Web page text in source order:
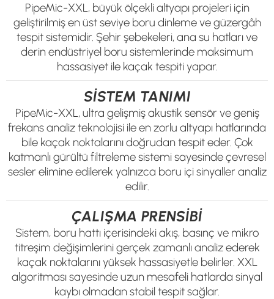
PipeMic-XXL, büyük ölçekli altyapı projeleri için
geliştirilmiş en üst seviye boru dinleme ve güzergâh
tespit sistemidir. Şehir şebekeleri, ana su hatları ve
derin endüstriyel boru sistemlerinde maksimum
hassasiyet ile kaçak tespiti yapar.
SİSTEM TANIMI
PipeMic-XXL, ultra gelişmiş akustik sensör ve geniş
frekans analiz teknolojisi ile en zorlu altyapı hatlarında
bile kaçak noktalarını doğrudan tespit eder. Çok
katmanlı gürültü filtreleme sistemi sayesinde çevresel
sesler elimine edilerek yalnızca boru içi sinyaller analiz
edilir.
ÇALIŞMA PRENSİBİ
Sistem, boru hattı içerisindeki akış, basınç ve mikro
titreşim değişimlerini gerçek zamanlı analiz ederek
kaçak noktalarını yüksek hassasiyetle belirler. XXL
algoritması sayesinde uzun mesafeli hatlarda sinyal
kaybı olmadan stabil tespit sağlar.